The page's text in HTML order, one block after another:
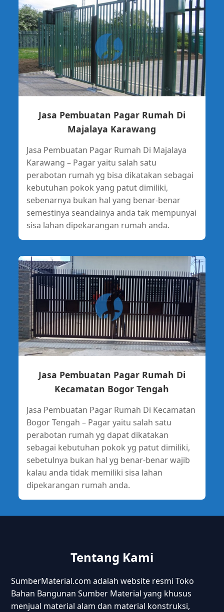
Jasa Pembuatan Pagar Rumah Di
Majalaya Karawang
Jasa Pembuatan Pagar Rumah Di Majalaya
Karawang – Pagar yaitu salah satu
perabotan rumah yg bisa dikatakan sebagai
kebutuhan pokok yang patut dimiliki,
sebenarnya bukan hal yang benar-benar
semestinya seandainya anda tak mempunyai
sisa lahan dipekarangan rumah anda.
Jasa Pembuatan Pagar Rumah Di
Kecamatan Bogor Tengah
Jasa Pembuatan Pagar Rumah Di Kecamatan
Bogor Tengah – Pagar yaitu salah satu
perabotan rumah yg dapat dikatakan
sebagai kebutuhan pokok yg patut dimiliki,
sebetulnya bukan hal yg benar-benar wajib
kalau anda tidak memiliki sisa lahan
dipekarangan rumah anda.
Tentang Kami
SumberMaterial.com adalah website resmi Toko
Bahan Bangunan Sumber Material yang khusus
menjual material alam dan material konstruksi,